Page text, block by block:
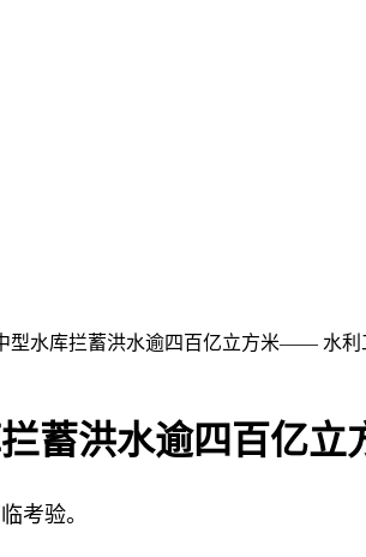
型水库拦蓄洪水逾四百亿立方米—— 水利
蓄洪水逾四百亿
考验。